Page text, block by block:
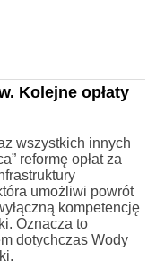
Kolejne opłaty
wszystkich innych
reformę opłat za
umożliwi powrót
kompetencję
Oznacza to
dotychczas Wody